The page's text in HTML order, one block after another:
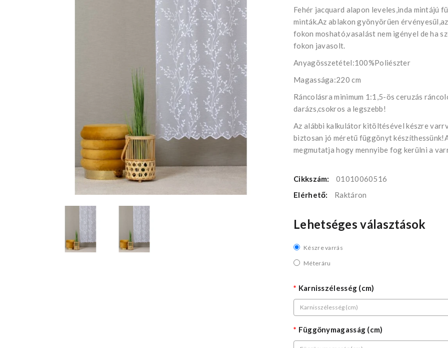
Fehér jacquard alapon leveles,inda mintájú
minták.Az ablakon gyönyörűen
fokon mosható,vasalást nem igényel de ha
fokon javasolt.
Anyagösszetétel:100%Poliészter
Magassága:220 cm
Ráncolásra minimum 1:1,5-ös ceruzás
darázs,csokros a legszebb!
Az alábbi kalkulátor kitöltésével készre
biztosan jó méretű függönyt
megmutatja hogy mennyibe fog kerülni a
Cikkszám:
01010060516
Elérhető:
Raktáron
Lehetséges választások
Készre varrás
Méteráru
Karnisszélesség (cm)
Függönymagasság (cm)